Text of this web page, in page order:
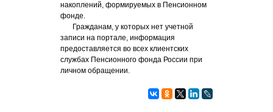
накоплений, формируемых в Пенсионном
фонде.
Гражданам, у которых нет учетной
записи на портале, информация
предоставляется во всех клиентских
службах Пенсионного фонда России при
личном обращении.